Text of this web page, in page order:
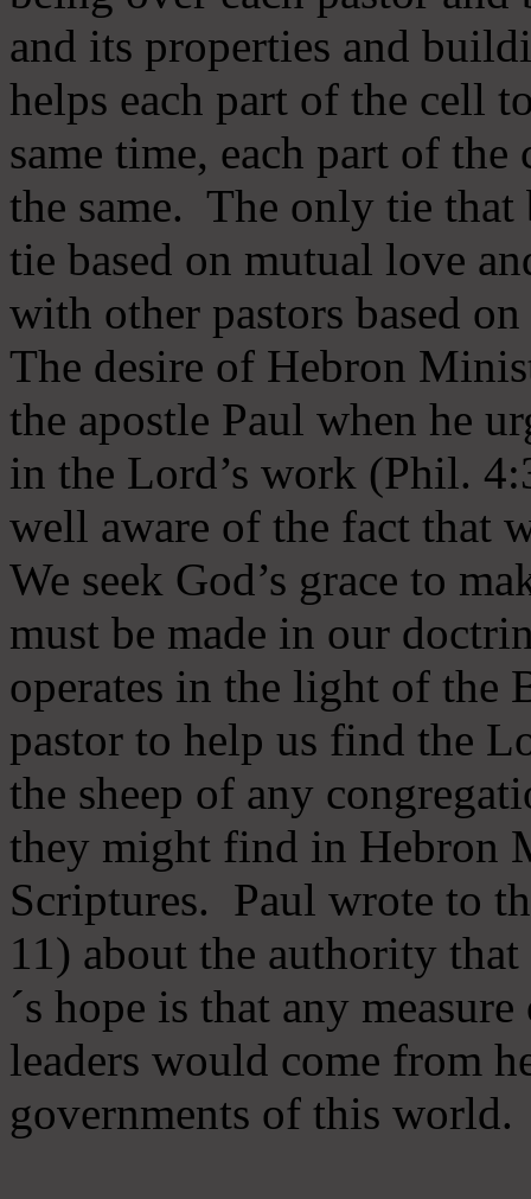
and its properties and
helps each part of the cell
same time, each part of
the same. The only tie that
tie based on mutual love
with other pastors based
The desire of Hebron
the apostle Paul when he
in the Lord’s work (Phil.
well aware of the fact that
We seek God’s grace to
must be made in our
operates in the light of the
pastor to help us find the
the sheep of any
they might find in Hebron
Scriptures. Paul wrote to
11) about the authority
´s hope is that any
leaders would come from
governments of this world.